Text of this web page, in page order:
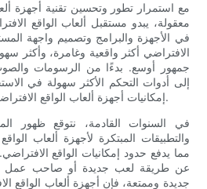
مع استمرار تطور وتحسين تقنية أجهزة
معقولة، يبدو مستقبل ألعاب الواقع
في الأجهزة والبرامج وتصميم واجهة
الافتراضي أكثر واقعية وغامرة، وأكثر
جمهور أوسع. بدءًا من الرسومات
إلى أدوات التحكم الأكثر سهولة في
إمكانيات أجهزة ألعاب الواقع الافتراضي بأسعار معقولة لا حصر لها.
في السنوات القادمة، نتوقع ظهور
والتطبيقات المبتكرة لأجهزة ألعاب
مما يدفع حدود إمكانيات الواقع
عن طريقة لعب جديدة أو صاحب عمل
جديدة وممتعة، فإن أجهزة ألعاب الواقع